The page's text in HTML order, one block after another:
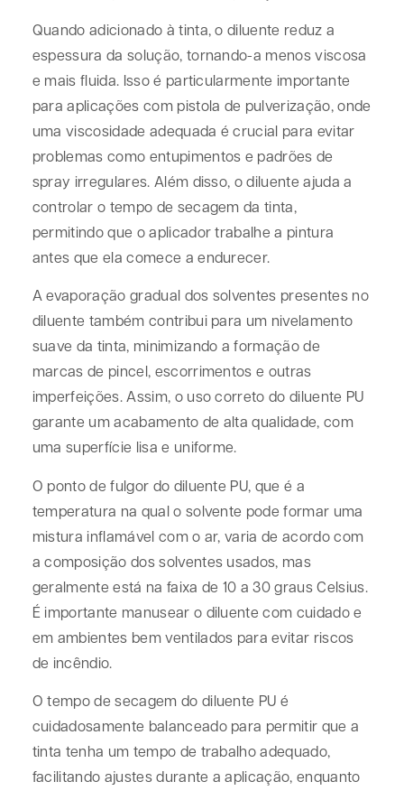
Quando adicionado à tinta, o diluente reduz a
espessura da solução, tornando-a menos viscosa
e mais fluida. Isso é particularmente importante
para aplicações com pistola de pulverização, onde
uma viscosidade adequada é crucial para evitar
problemas como entupimentos e padrões de
spray irregulares. Além disso, o diluente ajuda a
controlar o tempo de secagem da tinta,
permitindo que o aplicador trabalhe a pintura
antes que ela comece a endurecer.
A evaporação gradual dos solventes presentes no
diluente também contribui para um nivelamento
suave da tinta, minimizando a formação de
marcas de pincel, escorrimentos e outras
imperfeições. Assim, o uso correto do diluente PU
garante um acabamento de alta qualidade, com
uma superfície lisa e uniforme.
O ponto de fulgor do diluente PU, que é a
temperatura na qual o solvente pode formar uma
mistura inflamável com o ar, varia de acordo com
a composição dos solventes usados, mas
geralmente está na faixa de 10 a 30 graus Celsius.
É importante manusear o diluente com cuidado e
em ambientes bem ventilados para evitar riscos
de incêndio.
O tempo de secagem do diluente PU é
cuidadosamente balanceado para permitir que a
tinta tenha um tempo de trabalho adequado,
facilitando ajustes durante a aplicação, enquanto